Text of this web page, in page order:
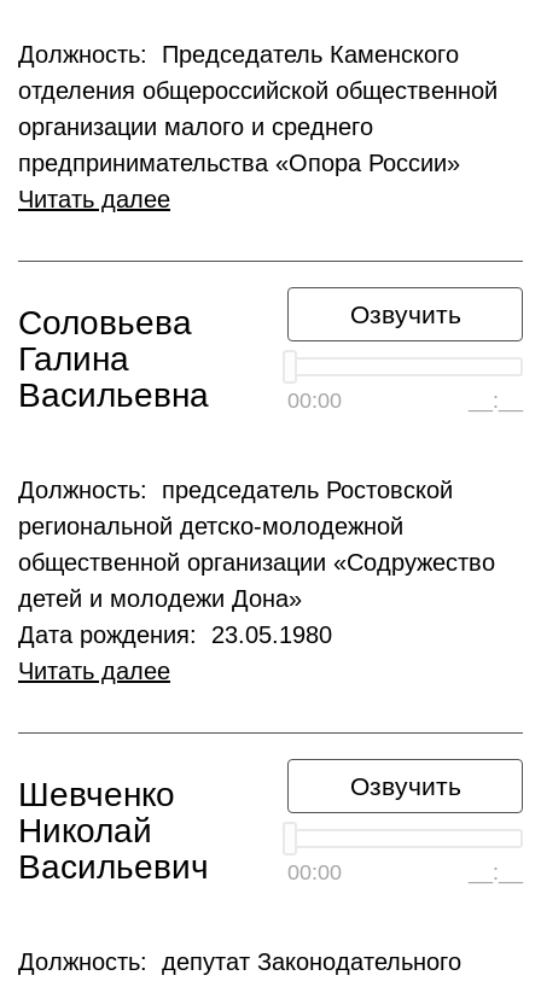
Должность: Председатель Каменского
отделения общероссийской общественной
организации малого и среднего
предпринимательства «Опора России»
Читать далее
Озвучить
00:00 __:__
Соловьева
Галина
Васильевна
Должность: председатель Ростовской
региональной детско-молодежной
общественной организации «Содружество
детей и молодежи Дона»
Дата рождения: 23.05.1980
Читать далее
Озвучить
00:00 __:__
Шевченко
Николай
Васильевич
Должность: депутат Законодательного